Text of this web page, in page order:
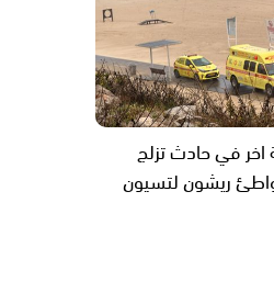
في حادث تزلج
ريشون لتسيون